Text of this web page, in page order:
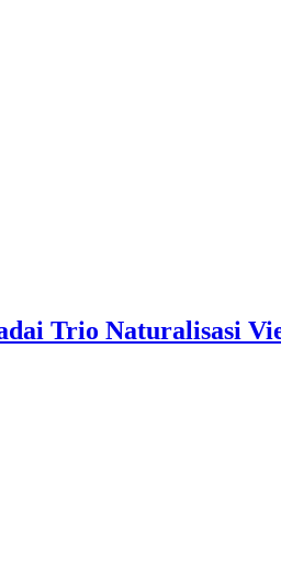
Trio Naturalisasi